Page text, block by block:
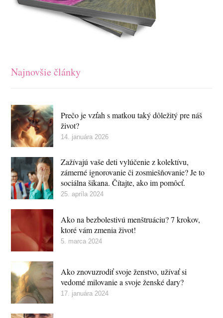
Najnovšie články
Prečo je vzťah s matkou taký dôležitý pre náš
život?
14. januára 2026
Zažívajú vaše deti vylúčenie z kolektívu,
zámerné ignorovanie či zosmiešňovanie? Je to
sociálna šikana. Čítajte, ako im pomôcť.
25. apríla 2024
Ako na bezbolestivú menštruáciu? 7 krokov,
ktoré vám zmenia život!
5. marca 2024
Ako znovuzrodiť svoje ženstvo, užívať si
vedomé milovanie a svoje ženské dary?
17. januára 2024